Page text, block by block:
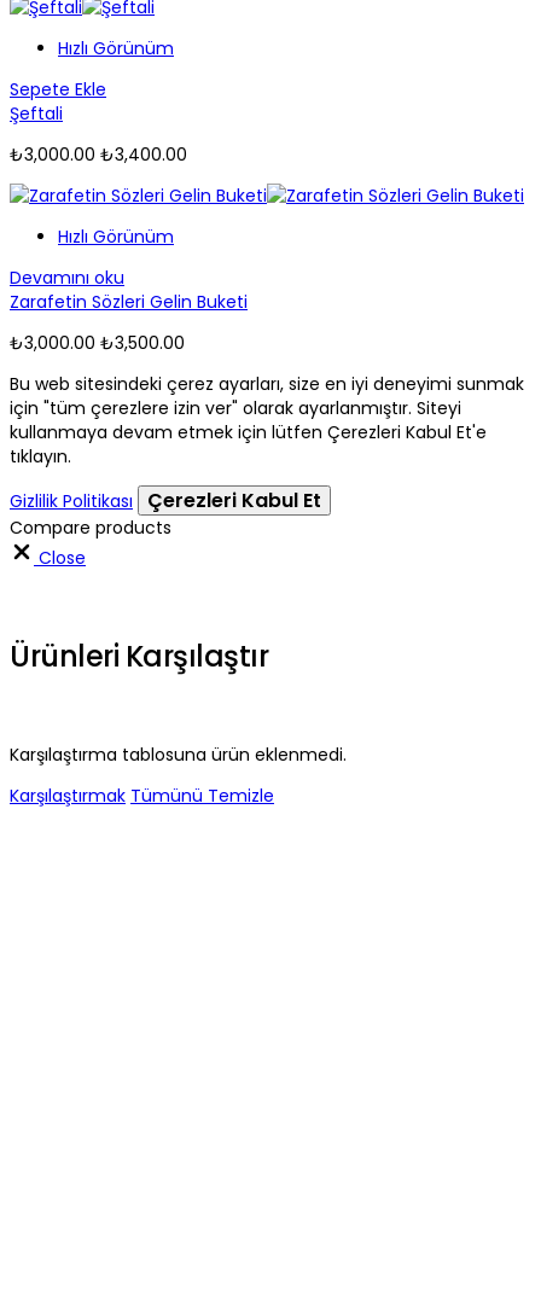
Hızlı Görünüm
Sepete Ekle
Şeftali
₺3,000.00 ₺3,400.00
Hızlı Görünüm
Devamını oku
Zarafetin Sözleri Gelin Buketi
₺3,000.00 ₺3,500.00
Bu web sitesindeki çerez ayarları, size en iyi deneyimi sunmak
için "tüm çerezlere izin ver" olarak ayarlanmıştır. Siteyi
kullanmaya devam etmek için lütfen Çerezleri Kabul Et'e
tıklayın.
Gizlilik Politikası
Çerezleri Kabul Et
Compare products
Close
Ürünleri Karşılaştır
Karşılaştırma tablosuna ürün eklenmedi.
Karşılaştırmak Tümünü Temizle